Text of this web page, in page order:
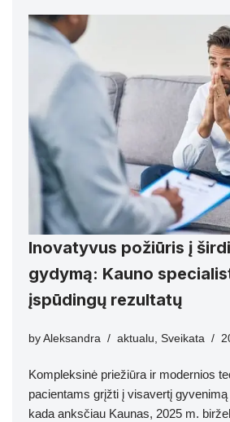
Inovatyvus požiūris į
gydymą: Kauno
įspūdingų rezultatų
by Aleksandra aktualu Sveikata
Kompleksinė priežiūra ir modernios
pacientams grįžti į visavertį
kada anksčiau Kaunas, 2025 m.